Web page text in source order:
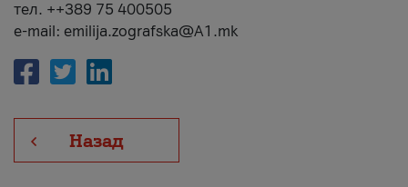
тел. ++389 75 400505
e-mail: emilija.zografska@A1.mk
Назад